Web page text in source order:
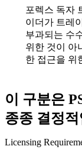
포렉스 독자
이더가 트레
부과되는 수
위한 것이 아
한 접근을 위
이 구분은
종종 결정
Licensing